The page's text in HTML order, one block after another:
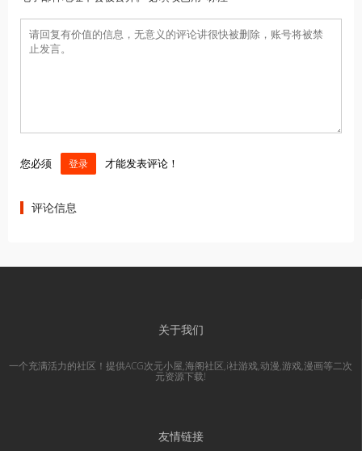
您必须 登录 才能发表评论！
评论信息
关于我们
一个充满活力的社区！提供ACG次元小屋,海阁社区,i社游戏,动漫,游戏,漫画等二次
元资源下载!
友情链接